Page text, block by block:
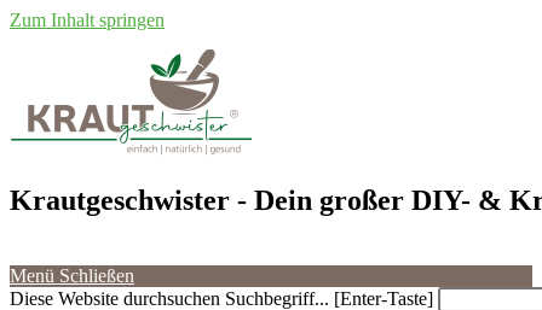
Zum Inhalt springen
Krautgeschwister - Dein großer DIY- &
Menü Schließen
Diese Website durchsuchen Suchbegriff... [Enter-Taste]